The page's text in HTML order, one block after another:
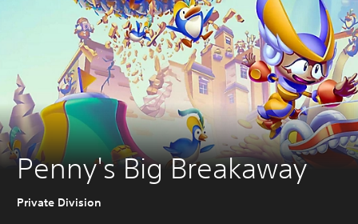
Penny's Big Breakaway
Private Division